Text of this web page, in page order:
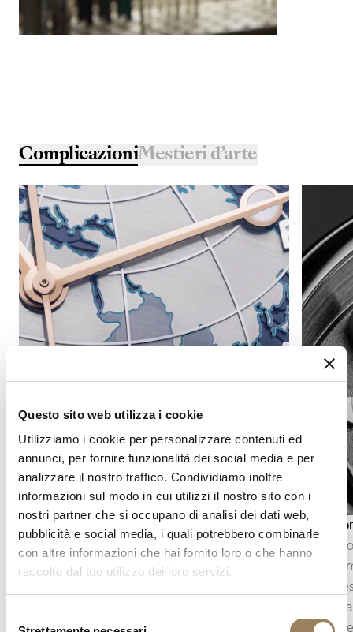
Questo sito web utilizza i cookie
Utilizziamo i cookie per personalizzare contenuti ed
annunci, per fornire funzionalità dei social media e per
analizzare il nostro traffico. Condividiamo inoltre
informazioni sul modo in cui utilizzi il nostro sito con i
nostri partner che si occupano di analisi dei dati web,
pubblicità e social media, i quali potrebbero combinarle
con altre informazioni che hai fornito loro o che hanno
raccolto dal tuo utilizzo dei loro servizi.
ComplicazioniMestieri d’arte
Indicazione giorno/notte
L’indicazione giorno/notte distingue sul
quadrante le ore diurne e notturne. Al tempo
complicazioni legate ai fusi orari.
debba